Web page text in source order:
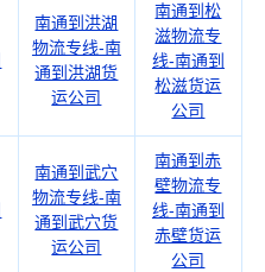
南通到洪湖
物流专线-南
通到洪湖货
运公司
南通到松
滋物流专
线-南通到
松滋货运
公司
南通到武穴
物流专线-南
通到武穴货
运公司
南通到赤
壁物流专
线-南通到
赤壁货运
公司